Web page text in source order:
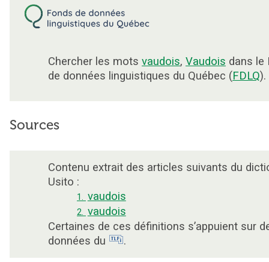
Chercher les mots vaudois, Vaudois dans le
de données linguistiques du Québec (FDLQ).
Sources
Contenu extrait des articles suivants du
Usito :
1. vaudois
2. vaudois
Certaines de ces définitions s’appuient sur
données du
.